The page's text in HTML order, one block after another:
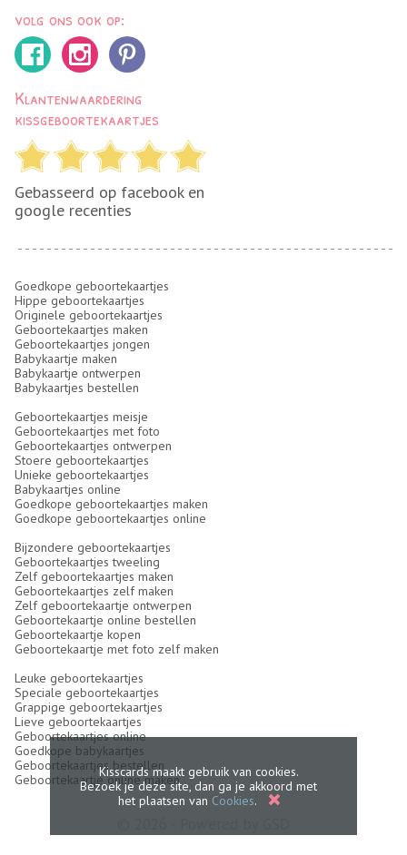
volg ons ook op:
Klantenwaardering
kissgeboortekaartjes
Gebasseerd op facebook en
google recenties
Goedkope geboortekaartjes
Hippe geboortekaartjes
Originele geboortekaartjes
Geboortekaartjes maken
Geboortekaartjes jongen
Babykaartje maken
Babykaartje ontwerpen
Babykaartjes bestellen
Geboortekaartjes meisje
Geboortekaartjes met foto
Geboortekaartjes ontwerpen
Stoere geboortekaartjes
Unieke geboortekaartjes
Babykaartjes online
Goedkope geboortekaartjes maken
Goedkope geboortekaartjes online
Bijzondere geboortekaartjes
Geboortekaartjes tweeling
Zelf geboortekaartjes maken
Geboortekaartjes zelf maken
Zelf geboortekaartje ontwerpen
Geboortekaartje online bestellen
Geboortekaartje kopen
Geboortekaartje met foto zelf maken
Leuke geboortekaartjes
Speciale geboortekaartjes
Grappige geboortekaartjes
Lieve geboortekaartjes
Geboortekaartjes online
Goedkope babykaartjes
Geboortekaartjes bestellen
Geboortekaartje online makenKisscards maakt gebruik van cookies.
Bezoek je deze site, dan ga je akkoord met
het plaatsen van Cookies.